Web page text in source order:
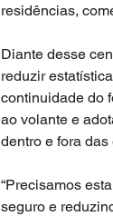
residências,
Diante desse
reduzir
continuidade do
ao volante e
dentro e fora das
“Precisamos
seguro e